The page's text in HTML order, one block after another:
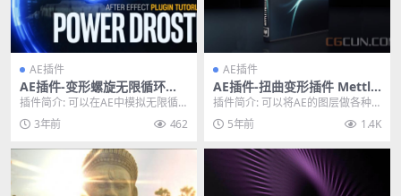
AE插件
AE插件-变形螺旋无限循环视
觉特效插件 Power Droste V
1.0.0 Win
插件简介: 可以在AE中模拟无限循
环复制特效，控制旋转的角度位
置、三维旋转、复制...
3年前 462
AE插件
AE插件-扭曲变形插件 Mettle
FreeForm Pro V1.99.1 Win/
Mac破解版
插件简介: 可以将AE的图层做各种
效果的扭曲变形，比如地形、运动
图形效果、图形阵...
5年前 1.4K